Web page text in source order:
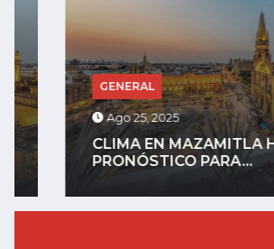
GENERAL
Ago 25, 2025
CLIMA EN MAZAMITLA HOY: EL
PRONÓSTICO PARA...